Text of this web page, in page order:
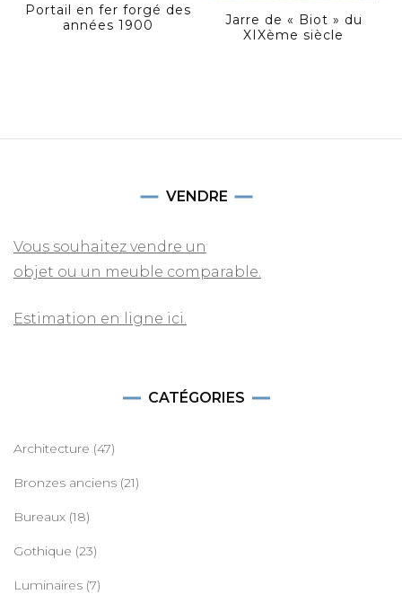
Portail en fer forgé des
années 1900
Jarre de « Biot » du
XIXème siècle
VENDRE
Vous souhaitez vendre un
objet ou un meuble comparable.
Estimation en ligne ici.
CATÉGORIES
Architecture (47)
Bronzes anciens (21)
Bureaux (18)
Gothique (23)
Luminaires (7)